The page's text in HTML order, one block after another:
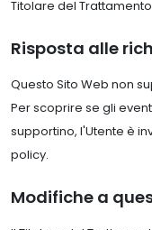
Titolare del
Risposta alle
Questo Sito Web non
Per scoprire se gli
supportino, l'Utente è
policy.
Modifiche a